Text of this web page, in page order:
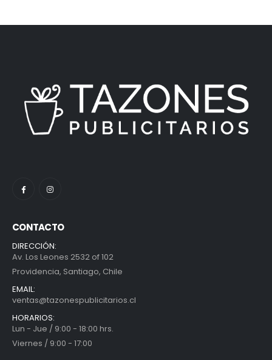
CONTACTO
DIRECCIÓN:
Av. Los Leones 2532 of 102
Providencia, Santiago, Chile
EMAIL:
ventas@tazonespublicitarios.cl
HORARIOS:
Lun - Jue / 9:00 - 18:00 hrs.
Viernes / 9:00 - 17:00